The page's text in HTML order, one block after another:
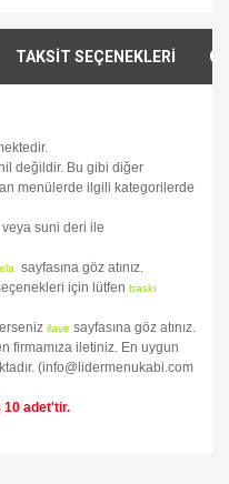
TAKSİT SEÇENEKLERİ
değildir. Bu gibi diğer
menülerde ilgili kategorilerde
veya suni deri ile
sayfasına göz atınız.
için lütfen baskı
ilave sayfasına göz atınız.
firmamıza iletiniz. En uygun
(info@lidermenukabi.com
10 adet'tir.